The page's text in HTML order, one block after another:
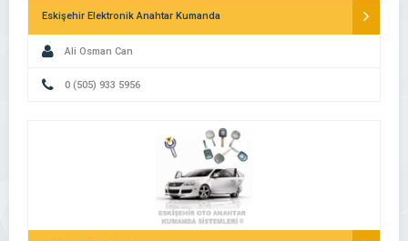
Eskişehir Elektronik Anahtar Kumanda
Ali Osman Can
0 (505) 933 5956